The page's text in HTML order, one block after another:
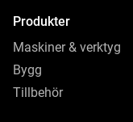
Produkter
Maskiner & verktyg
Bygg
Tillbehör